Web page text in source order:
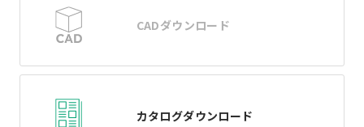
CADダウンロード
カタログダウンロード